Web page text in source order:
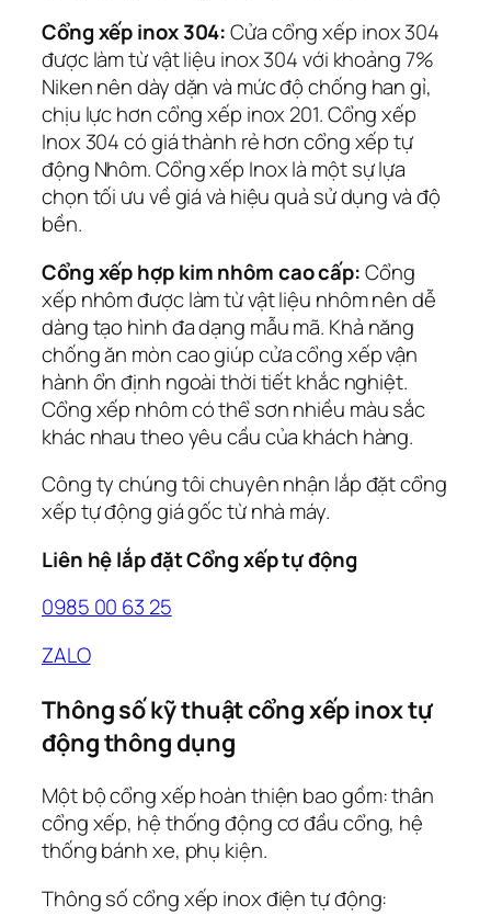
Cổng xếp inox 304:Cửa cổng xếp inox 304
được làm từ vật liệu inox 304 với khoảng 7%
Niken nên dày dặn và mức độ chống han gỉ,
chịu lực hơn cổng xếp inox 201. Cổng xếp
Inox 304 có giá thành rẻ hơn cổng xếp tự
động Nhôm. Cổng xếp Inox là một sự lựa
chọn tối ưu về giá và hiệu quả sử dụng và độ
bền.
Cổng xếp hợp kim nhôm cao cấp:Cổng
xếp nhôm được làm từ vật liệu nhôm nên dễ
dàng tạo hình đa dạng mẫu mã. Khả năng
chống ăn mòn cao giúp cửa cổng xếp vận
hành ổn định ngoài thời tiết khắc nghiệt.
Cổng xếp nhôm có thể sơn nhiều màu sắc
khác nhau theo yêu cầu của khách hàng.
Công ty chúng tôi chuyên nhận lắp đặt cổng
xếp tự động giá gốc từ nhà máy.
Liên hệ lắp đặt Cổng xếp tự động
0985 00 63 25
ZALO
Thông số kỹ thuật cổng xếp inox tự
động thông dụng
Một bộ cổng xếp hoàn thiện bao gồm: thân
cổng xếp, hệ thống động cơ đầu cổng, hệ
thống bánh xe, phụ kiện.
Thông số cổng xếp inox điện tự động: